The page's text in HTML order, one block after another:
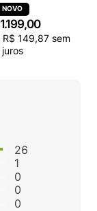
1.199,00
R$ 149,87sem
juros
26
1
0
0
0